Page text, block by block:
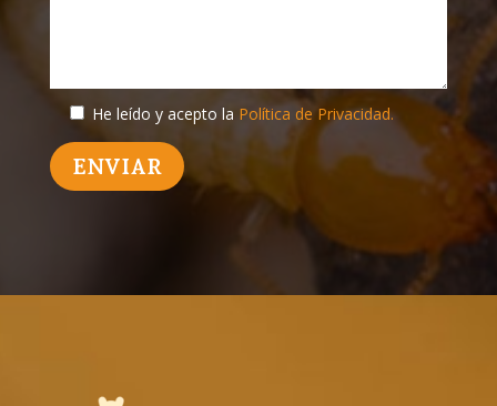
He leído y acepto la Política de Privacidad.